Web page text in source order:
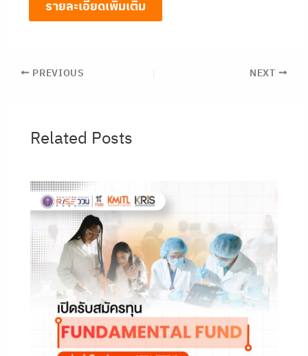
รายละเอียดเพิ่มเติม
PREVIOUS NEXT
Related Posts